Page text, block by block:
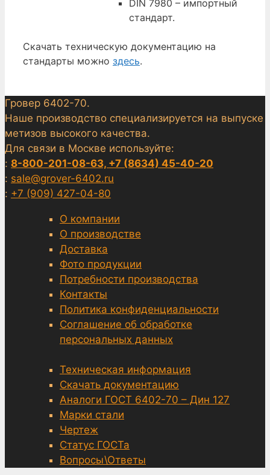
DIN 7980 – импортный
стандарт.
Скачать техническую документацию на
стандарты можно здесь.
Гровер 6402-70.
Наше производство специализируется на выпуске
метизов высокого качества.
Для связи в Москве используйте:
: 8-800-201-08-63, +7 (8634) 45-40-20
: sale@grover-6402.ru
: +7 (909) 427-04-80
О компании
О производстве
Доставка
Фото продукции
Потребности производства
Контакты
Политика конфиденциальности
Соглашение об обработке
персональных данных
Техническая информация
Скачать документацию
Аналоги ГОСТ 6402-70 – Дин 127
Марки стали
Чертеж
Статус ГОСТа
Вопросы\Ответы